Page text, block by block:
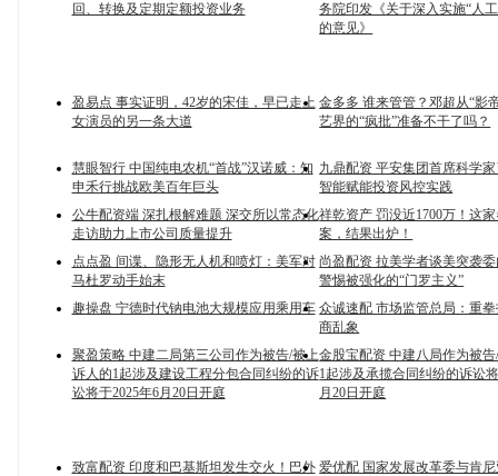
回、转换及定期定额投资业务
务院印发《关于深入实施“人
的意见》
盈易点 事实证明，42岁的宋佳，早已走上
女演员的另一条大道
金多多 谁来管管？邓超从“影
艺界的“疯批”准备不干了吗？
慧眼智行 中国纯电农机“首战”汉诺威：知
申禾行挑战欧美百年巨头
九鼎配资 平安集团首席科学
智能赋能投资风控实践
公牛配资端 深扎根解难题 深交所以常态化
走访助力上市公司质量提升
祥乾资产 罚没近1700万！这
案，结果出炉！
点点盈 间谍、隐形无人机和喷灯：美军对
马杜罗动手始末
尚盈配资 拉美学者谈美突袭
警惕被强化的“门罗主义”
趣操盘 宁德时代钠电池大规模应用乘用车 众诚速配 市场监管总局：重
商乱象
聚盈策略 中建二局第三公司作为被告/被上
诉人的1起涉及建设工程分包合同纠纷的诉
讼将于2025年6月20日开庭
金股宝配资 中建八局作为被
1起涉及承揽合同纠纷的诉讼
月20日开庭
致富配资 印度和巴基斯坦发生交火！巴外 爱优配 国家发展改革委与肯